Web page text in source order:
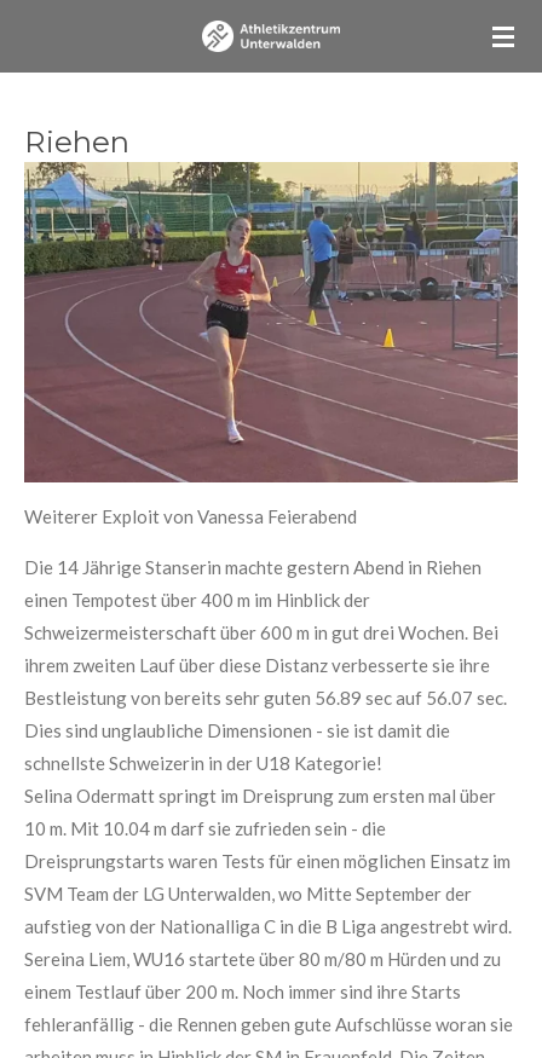
Riehen
Weiterer Exploit von Vanessa Feierabend
Die 14 Jährige Stanserin machte gestern Abend in Riehen
einen Tempotest über 400 m im Hinblick der
Schweizermeisterschaft über 600 m in gut drei Wochen. Bei
ihrem zweiten Lauf über diese Distanz verbesserte sie ihre
Bestleistung von bereits sehr guten 56.89 sec auf 56.07 sec.
Dies sind unglaubliche Dimensionen - sie ist damit die
schnellste Schweizerin in der U18 Kategorie!
Selina Odermatt springt im Dreisprung zum ersten mal über
10 m. Mit 10.04 m darf sie zufrieden sein - die
Dreisprungstarts waren Tests für einen möglichen Einsatz im
SVM Team der LG Unterwalden, wo Mitte September der
aufstieg von der Nationalliga C in die B Liga angestrebt wird.
Sereina Liem, WU16 startete über 80 m/80 m Hürden und zu
einem Testlauf über 200 m. Noch immer sind ihre Starts
fehleranfällig - die Rennen geben gute Aufschlüsse woran sie